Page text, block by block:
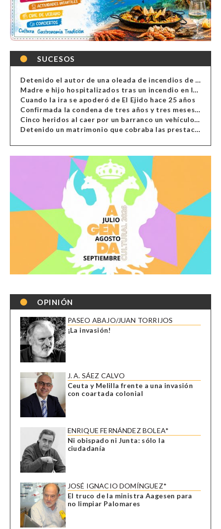
SUCESOS
Detenido el autor de una oleada de incendios de contenedores en Almería
Madre e hijo hospitalizados tras un incendio en la cocina de una vivienda en Almería
Cuando la ira se apoderó de El Ejido hace 25 años
Confirmada la condena de tres años y tres meses al hombre de Antas acusado de xenofobia
Cinco heridos al caer por un barranco un vehículo en Alcolea
Detenido un matrimonio que cobraba las prestaciones de ilegales en Almería, Granada, Málaga, Huelva y Murcia
OPINIÓN
PASEO ABAJO/JUAN TORRIJOS
¡La invasión!
J. A. SÁEZ CALVO
Ceuta y Melilla frente a una invasión
con coartada colonial
ENRIQUE FERNÁNDEZ BOLEA*
Ni obispado ni Junta: sólo la
ciudadanía
JOSÉ IGNACIO DOMÍNGUEZ*
El truco de la ministra Aagesen para
no limpiar Palomares